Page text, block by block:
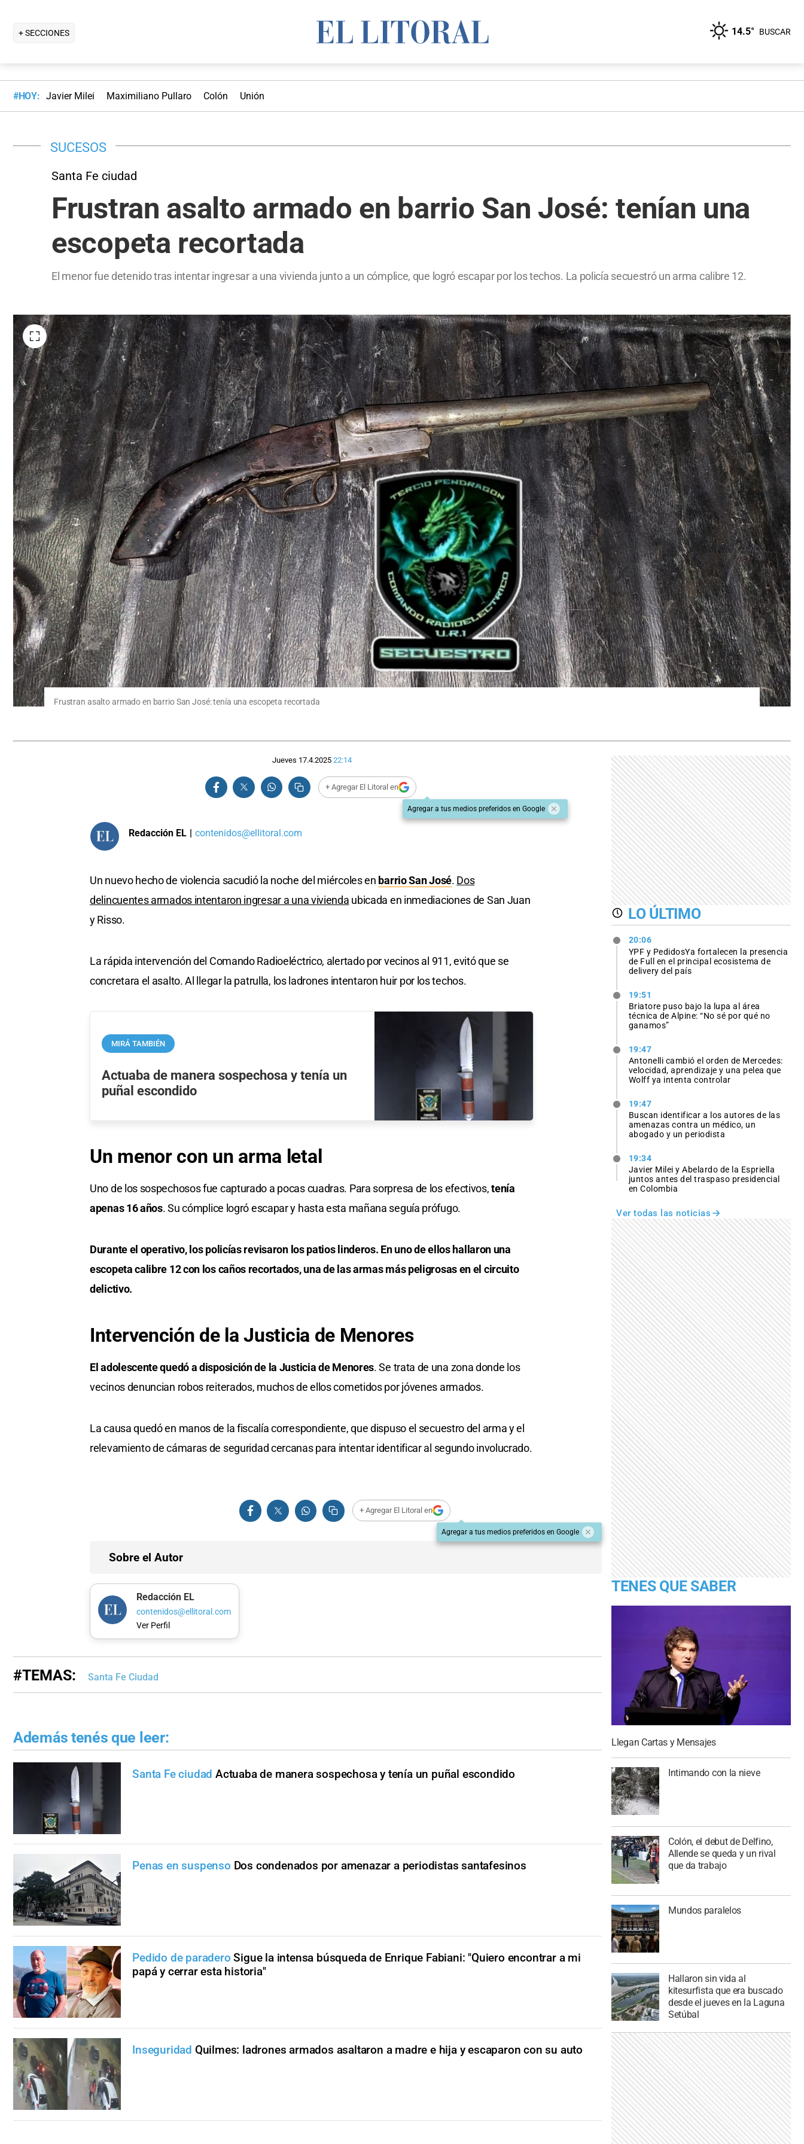
+ SECCIONES 14.5° BUSCAR
#HOY: Javier Milei Maximiliano Pullaro Colón Unión
SUCESOS
Santa Fe ciudad
Frustran asalto armado en barrio San José: tenían una
escopeta recortada
El menor fue detenido tras intentar ingresar a una vivienda junto a un cómplice, que logró escapar por los techos. La policía secuestró un arma calibre 12.
Frustran asalto armado en barrio San José: tenía una escopeta recortada
Jueves 17.4.2025 22:14
+ Agregar El Litoral en
Agregar a tus medios preferidos en Google
Redacción EL | contenidos@ellitoral.com
Un nuevo hecho de violencia sacudió la noche del miércoles en barrio San José. Dos
delincuentes armados intentaron ingresar a una vivienda ubicada en inmediaciones de San Juan
y Risso.
La rápida intervención del Comando Radioeléctrico, alertado por vecinos al 911, evitó que se
concretara el asalto. Al llegar la patrulla, los ladrones intentaron huir por los techos.
MIRÁ TAMBIÉN
Actuaba de manera sospechosa y tenía un
puñal escondido
Un menor con un arma letal
Uno de los sospechosos fue capturado a pocas cuadras. Para sorpresa de los efectivos,tenía
apenas 16 años. Su cómplice logró escapar y hasta esta mañana seguía prófugo.
Durante el operativo, los policías revisaron los patios linderos. En uno de ellos hallaron una
escopeta calibre 12 con los caños recortados, una de las armas más peligrosas en el circuito
delictivo.
Intervención de la Justicia de Menores
El adolescente quedó a disposición de la Justicia de Menores. Se trata de una zona donde los
vecinos denuncian robos reiterados, muchos de ellos cometidos por jóvenes armados.
La causa quedó en manos de la fiscalía correspondiente, que dispuso el secuestro del arma y el
relevamiento de cámaras de seguridad cercanas para intentar identificar al segundo involucrado.
+ Agregar El Litoral en
Agregar a tus medios preferidos en Google
Sobre el Autor
Redacción EL
contenidos@ellitoral.com
Ver Perfil
#TEMAS: Santa Fe Ciudad
Además tenés que leer:
Santa Fe ciudad Actuaba de manera sospechosa y tenía un puñal escondido
Penas en suspenso Dos condenados por amenazar a periodistas santafesinos
Pedido de paraderoSigue la intensa búsqueda de Enrique Fabiani: "Quiero encontrar a mi
papá y cerrar esta historia"
Inseguridad Quilmes: ladrones armados asaltaron a madre e hija y escaparon con su auto
LO ÚLTIMO
20:06
YPF y PedidosYa fortalecen la presencia
de Full en el principal ecosistema de
delivery del país
19:51
Briatore puso bajo la lupa al área
técnica de Alpine: “No sé por qué no
ganamos”
19:47
Antonelli cambió el orden de Mercedes:
velocidad, aprendizaje y una pelea que
Wolff ya intenta controlar
19:47
Buscan identificar a los autores de las
amenazas contra un médico, un
abogado y un periodista
19:34
Javier Milei y Abelardo de la Espriella
juntos antes del traspaso presidencial
en Colombia
Ver todas las noticias
TENES QUE SABER
Llegan Cartas y Mensajes
Intimando con la nieve
Colón, el debut de Delfino,
Allende se queda y un rival
que da trabajo
Mundos paralelos
Hallaron sin vida al
kitesurfista que era buscado
desde el jueves en la Laguna
Setúbal